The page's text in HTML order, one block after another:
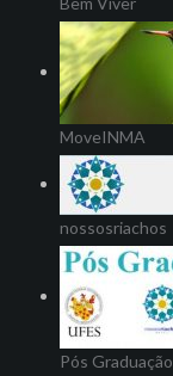
MoveINMA
nossosriachos
Pós Graduação